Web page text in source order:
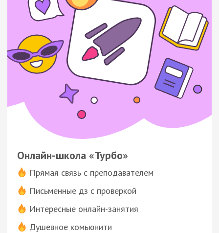
Онлайн-школа «Турбо»
Прямая связь с преподавателем
Письменные дз с проверкой
Интересные онлайн-занятия
Душевное комьюнити